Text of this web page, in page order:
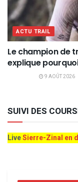
ACTU TRAIL
Le champion de
explique
9 AOÛT 2026
SUIVI DES
LiveSierre-Zinal en